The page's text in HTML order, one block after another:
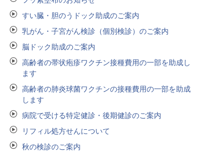
すい臓・胆のうドック助成のご案内
乳がん・子宮がん検診（個別検診）のご案内
脳ドック助成のご案内
高齢者の帯状疱疹ワクチン接種費用の一部を助成し
ます
高齢者の肺炎球菌ワクチンの接種費用の一部を助成
します
病院で受ける特定健診・後期健診のご案内
リフィル処方せんについて
秋の検診のご案内